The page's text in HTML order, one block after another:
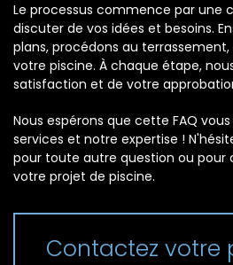
Le processus commence par une
discuter de vos idées et besoins.
plans, procédons au
votre piscine. À chaque étape,
satisfaction et de votre
Nous espérons que cette FAQ
services et notre expertise !
pour toute autre question ou
votre projet de piscine.
Contactez votre